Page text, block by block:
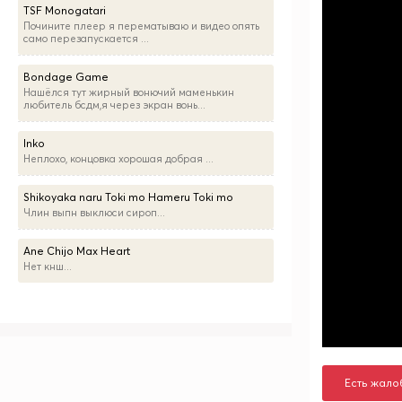
Есть
TSF Monogatari
Почините плеер я перематываю и видео опять
само перезапускается ...
Bondage Game
Нашёлся тут жирный вонючий маменькин
любитель бсдм,я через экран вонь...
Inko
Неплохо, концовка хорошая добрая ...
Shikoyaka naru Toki mo Hameru Toki mo
Члин выпн выклюси сироп...
Ane Chijo Max Heart
Нет кнш...